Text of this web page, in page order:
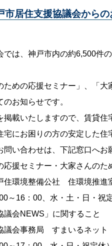
市居住支援協議会から
では、神戸市内の約6,500件
ための応援セミナー」、「
お知らせです。
掲載いたしますので、賃貸
宅にお困りの方の安定した
い合わせは、下記窓口へお
応援セミナー・大家さんの
環境整備公社 住環境推進
～16：00、水・土・日・祝定
議会NEWS」に関すること
会事務局 すまいるネット